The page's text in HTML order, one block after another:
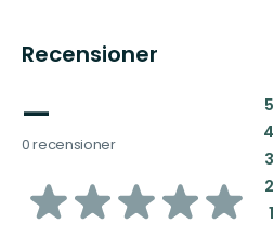
Recensioner
—
0 recensioner
av
5:
4:
3:
2:
1: